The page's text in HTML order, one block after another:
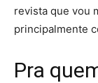
revista que vou
principalmente
Pra